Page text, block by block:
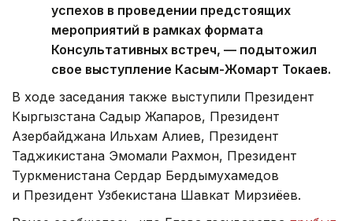
успехов в проведении предстоящих
мероприятий в рамках формата
Консультативных встреч, — подытожил
свое выступление Касым-Жомарт Токаев.
В ходе заседания также выступили Президент
Кыргызстана Садыр Жапаров, Президент
Азербайджана Ильхам Алиев, Президент
Таджикистана Эмомали Рахмон, Президент
Туркменистана Сердар Бердымухамедов
и Президент Узбекистана Шавкат Мирзиёев.